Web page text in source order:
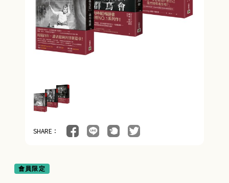
SHARE：
會員限定